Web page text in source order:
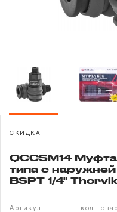
Новости
Гарантия и сервис
Доставка и
Контакты
СКИДКА
QCCSM14
типа с
BSPT 1/4" Thorvik
Артикул код